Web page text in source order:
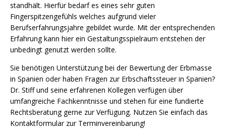
standhält. Hierfür bedarf es eines sehr guten
Fingerspitzengefühls welches aufgrund vieler
Berufserfahrungsjahre gebildet wurde. Mit der entsprechenden
Erfahrung kann hier ein Gestaltungsspielraum entstehen der
unbedingt genutzt werden sollte.
Sie benötigen Unterstützung bei der Bewertung der Erbmasse
in Spanien oder haben Fragen zur Erbschaftssteuer in Spanien?
Dr. Stiff und seine erfahrenen Kollegen verfügen über
umfangreiche Fachkenntnisse und stehen für eine fundierte
Rechtsberatung gerne zur Verfügung. Nutzen Sie einfach das
Kontaktformular zur Terminvereinbarung!